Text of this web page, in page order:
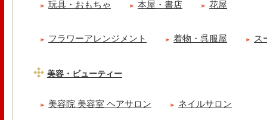
玩具・おもちゃ 本屋・書店 花屋
フラワーアレンジメント 着物・呉服屋 ス
美容・ビューティー
美容院 美容室 ヘアサロン ネイルサロン